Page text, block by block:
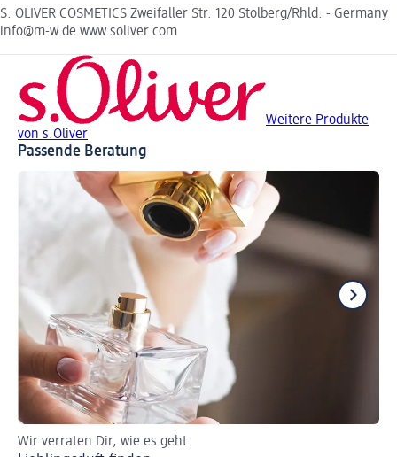
S. OLIVER COSMETICS Zweifaller Str. 120 Stolberg/Rhld. - Germany
info@m-w.de www.soliver.com
Weitere Produkte
von s.Oliver
Passende Beratung
Wir verraten Dir, wie es geht